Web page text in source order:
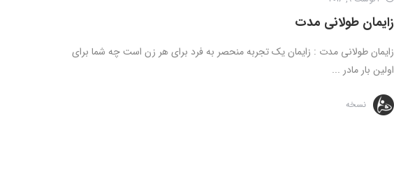
زایمان طولانی مدت
زایمان طولانی مدت : زایمان یک تجربه منحصر به فرد برای هر زن است چه شما برای
اولین بار مادر ...
نسخه